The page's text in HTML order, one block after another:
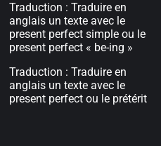
Traduction : Traduire en
anglais un texte avec le
present perfect simple ou le
present perfect « be-ing »
Traduction : Traduire en
anglais un texte avec le
present perfect ou le prétérit